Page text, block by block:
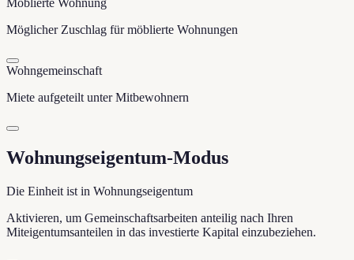
Möblierte Wohnung
Möglicher Zuschlag für möblierte Wohnungen
Wohngemeinschaft
Miete aufgeteilt unter Mitbewohnern
Wohnungseigentum-Modus
Die Einheit ist in Wohnungseigentum
Aktivieren, um Gemeinschaftsarbeiten anteilig nach Ihren
Miteigentumsanteilen in das investierte Kapital einzubeziehen.